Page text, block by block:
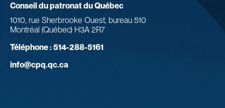
Conseil du patronat du Québec
1010, rue Sherbrooke Ouest, bureau 510
Montréal (Québec) H3A 2R7
Téléphone :514-288-5161
info@cpq.qc.ca